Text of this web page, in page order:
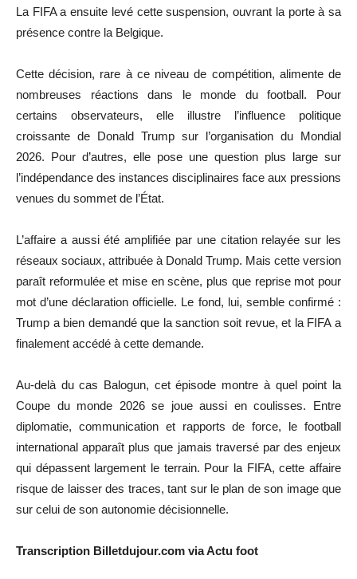
La FIFA a ensuite levé cette suspension, ouvrant la porte à sa
présence contre la Belgique.
Cette décision, rare à ce niveau de compétition, alimente de
nombreuses réactions dans le monde du football. Pour
certains observateurs, elle illustre l’influence politique
croissante de Donald Trump sur l’organisation du Mondial
2026. Pour d’autres, elle pose une question plus large sur
l’indépendance des instances disciplinaires face aux pressions
venues du sommet de l’État.
L’affaire a aussi été amplifiée par une citation relayée sur les
réseaux sociaux, attribuée à Donald Trump. Mais cette version
paraît reformulée et mise en scène, plus que reprise mot pour
mot d’une déclaration officielle. Le fond, lui, semble confirmé :
Trump a bien demandé que la sanction soit revue, et la FIFA a
finalement accédé à cette demande.
Au-delà du cas Balogun, cet épisode montre à quel point la
Coupe du monde 2026 se joue aussi en coulisses. Entre
diplomatie, communication et rapports de force, le football
international apparaît plus que jamais traversé par des enjeux
qui dépassent largement le terrain. Pour la FIFA, cette affaire
risque de laisser des traces, tant sur le plan de son image que
sur celui de son autonomie décisionnelle.
Transcription Billetdujour.com via Actu foot